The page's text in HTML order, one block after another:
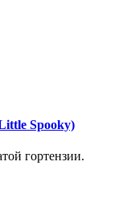
Spooky)
гортензии.